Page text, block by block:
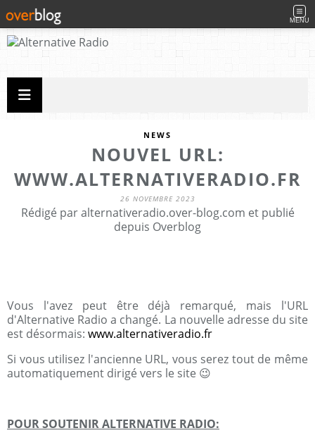
MENU
NEWS
NOUVEL URL:
WWW.ALTERNATIVERADIO.FR
26 NOVEMBRE 2023
Rédigé par alternativeradio.over-blog.com et publié
depuis Overblog
Vous l'avez peut être déjà remarqué, mais l'URL
d'Alternative Radio a changé. La nouvelle adresse du site
est désormais: www.alternativeradio.fr
Si vous utilisez l'ancienne URL, vous serez tout de même
automatiquement dirigé vers le site 😉
POUR SOUTENIR ALTERNATIVE RADIO: